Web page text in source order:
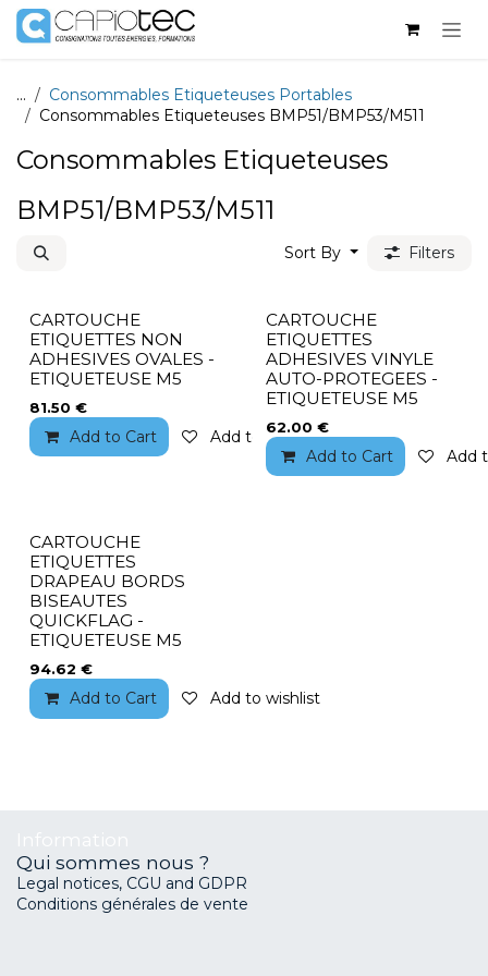
Skip to Content
...
Consommables Etiqueteuses Portables
Consommables Etiqueteuses BMP51/BMP53/M511
Consommables Etiqueteuses
BMP51/BMP53/M511
Sort By Filters
CARTOUCHE
ETIQUETTES NON
ADHESIVES OVALES -
ETIQUETEUSE M5
81.50 €
Add to Cart Add to wishlist
CARTOUCHE
ETIQUETTES
ADHESIVES VINYLE
AUTO-PROTEGEES -
ETIQUETEUSE M5
62.00 €
Add to Cart Add
CARTOUCHE
ETIQUETTES
DRAPEAU BORDS
BISEAUTES
QUICKFLAG -
ETIQUETEUSE M5
94.62 €
Add to Cart Add to wishlist
Qui sommes nous ?
Legal notices, CGU and GDPR
Conditions générales de vente